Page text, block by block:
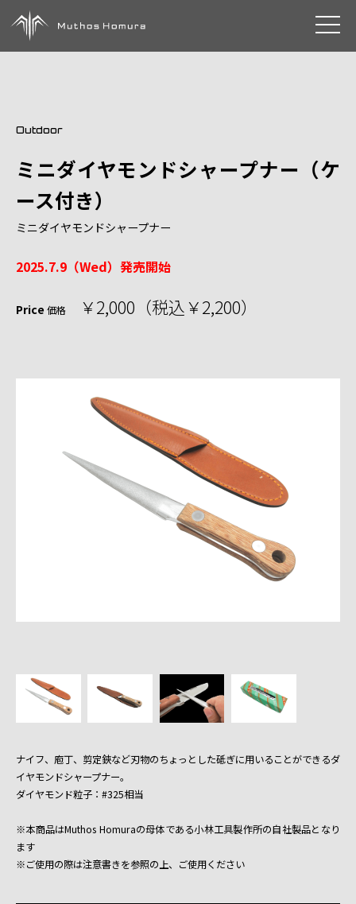
toggle
Outdoor
ミニダイヤモンドシャープナー（ケ
ース付き）
ミニダイヤモンドシャープナー
2025.7.9（Wed）発売開始
Price 価格 ￥2,000（税込￥2,200）
ナイフ、庖丁、剪定鋏など刃物のちょっとした砥ぎに用いることができるダ
イヤモンドシャープナー。
ダイヤモンド粒子：#325相当
※本商品はMuthos Homuraの母体である小林工具製作所の自社製品となり
ます
※ご使用の際は注意書きを参照の上、ご使用ください